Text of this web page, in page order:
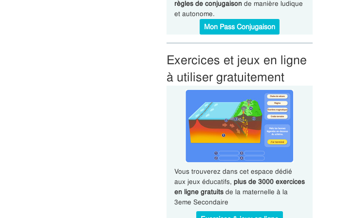
règles de conjugaisonde manière ludique
et autonome.
Mon Pass Conjugaison
Exercices et jeux en ligne
à utiliser gratuitement
Vous trouverez dans cet espace dédié
aux jeux éducatifs, plus de 3000 exercices
en ligne gratuitsde la maternelle à la
3eme Secondaire